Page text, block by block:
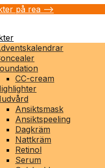
på rea -->
CC-cream
Ansiktsmask
Ansiktspeeling
Dagkräm
Nattkräm
Retinol
Serum